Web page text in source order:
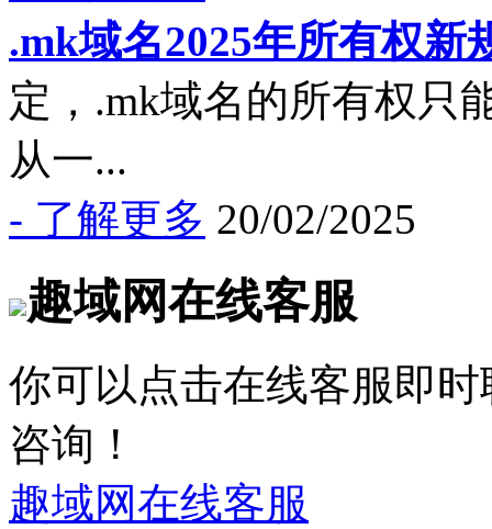
.mk域名2025年所有权新
定，.mk域名的所有权只
从一...
- 了解更多 20/02/2025
趣域网在线客服
你可以点击在线客服即
咨询！
趣域网在线客服